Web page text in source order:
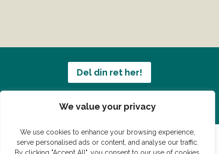
We value your privacy
We use cookies to enhance your browsing experience,
serve personalised ads or content, and analyse our traffic.
Del din ret her!
Har du en konge ret du vil dele?